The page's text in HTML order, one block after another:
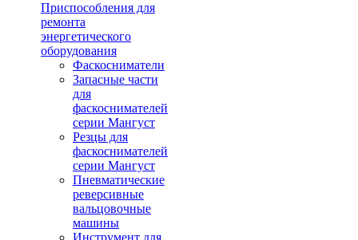
Приспособления для
ремонта
энергетического
оборудования
Фаскосниматели
Запасные части
для
фаскоснимателей
серии Мангуст
Резцы для
фаскоснимателей
серии Мангуст
Пневматические
реверсивные
вальцовочные
машины
Инструмент для